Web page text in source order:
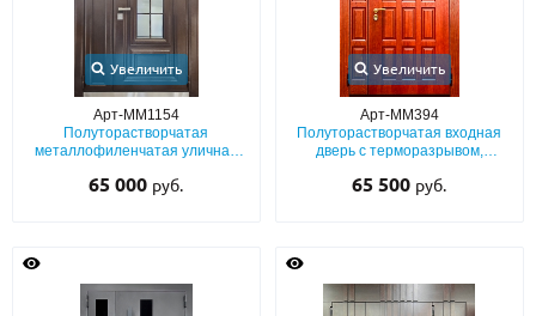
Увеличить
Арт-ММ1154
Полуторастворчатая
металлофиленчатая уличная
стеклом
65 000 руб.
Увеличить
Арт-ММ394
Полуторастворчатая входная
дверь с терморазрывом,
со шпоном с двух сторон
65 500 руб.